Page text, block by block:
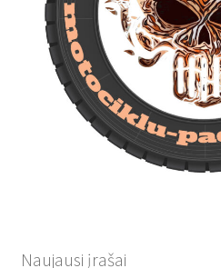
Naujausi įrašai